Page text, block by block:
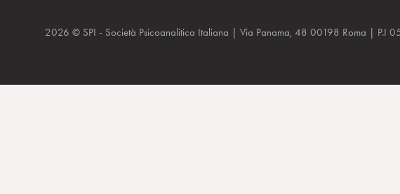
2026 © SPI - Società Psicoanalitica Italiana | Via Panama, 48 00198 Roma |